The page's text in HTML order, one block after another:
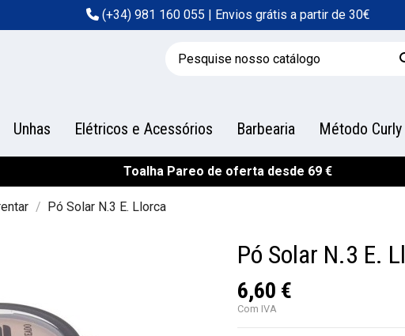
(+34) 981 160 055 | Envios grátis a partir de 30€
Unhas Elétricos e Acessórios Barbearia Método Curly
Toalha Pareo de oferta desde 69 €
Pó Solar N.3 E. Llorca
Pó Solar N.3 E.
6,60 €
Com IVA